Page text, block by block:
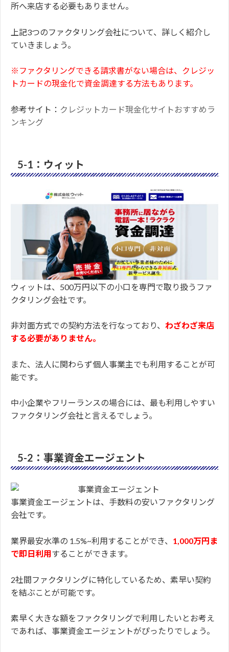
所へ来店する必要もありません。
上記3つのファクタリング会社について、詳しく紹介し
ていきましょう。
※ファクタリングできる請求書がない場合は、クレジッ
トカードの現金化で資金調達する方法もあります。
参考サイト： クレジットカード現金化サイトおすすめラ
ンキング
5-1：ウィット
ウィットは、500万円以下の小口を専門で取り扱うファ
クタリング会社です。
非対面方式での契約方法を行なっており、 わざわざ来店
する必要がありません。
また、法人に関わらず個人事業主でも利用することが可
能です。
中小企業やフリーランスの場合には、最も利用しやすい
ファクタリング会社と言えるでしょう。
5-2：事業資金エージェント
事業資金エージェントは、手数料の安いファクタリング
会社です。
業界最安水準の 1.5%~利用することができ、 1,000万円ま
で即日利用することができます。
2社間ファクタリングに特化しているため、素早い契約
を結ぶことが可能です。
素早く大きな額をファクタリングで利用したいとお考え
であれば、事業資金エージェントがぴったりでしょう。